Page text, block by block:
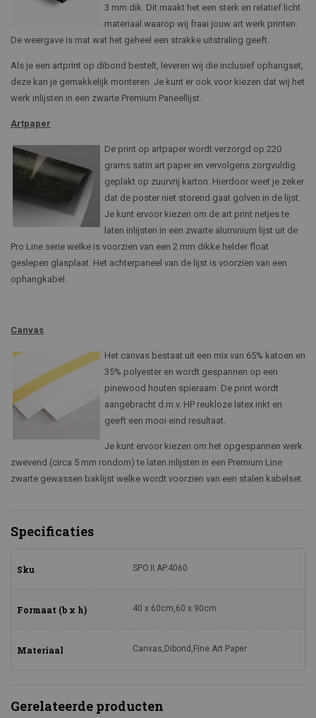
3 mm dik. Dit maakt het een sterk en relatief licht
materiaal waarop wij fraai jouw art werk printen.
De weergave is mat wat het geheel een strakke uitstraling geeft.
Als je een artprint op dibond bestelt, leveren wij die inclusief ophangset,
deze kan je gemakkelijk monteren. Je kunt er ook voor kiezen dat wij het
werk inlijsten in een zwarte Premium Paneellijst.
Artpaper
De print op artpaper wordt verzorgd op 220
grams satin art paper en vervolgens zorgvuldig
geplakt op zuurvrij karton. Hierdoor weet je zeker
dat de poster niet storend gaat golven in de lijst.
Je kunt ervoor kiezen om de art print netjes te
laten inlijsten in een zwarte aluminium lijst uit de
Pro Line serie welke is voorzien van een 2 mm dikke helder float
geslepen glasplaat. Het achterpaneel van de lijst is voorzien van een
ophangkabel.
Canvas
Het canvas bestaat uit een mix van 65% katoen en
35% polyester en wordt gespannen op een
pinewood houten spieraam. De print wordt
aangebracht d.m.v. HP reukloze latex inkt en
geeft een mooi eind resultaat.
Je kunt ervoor kiezen om het opgespannen werk
zwevend (circa 5 mm rondom) te laten inlijsten in een Premium Line
zwarte gewassen baklijst welke wordt voorzien van een stalen kabelset.
Specificaties
Sku SPO.II.AP.4060
Formaat (b x h) 40 x 60cm,60 x 90cm
Materiaal Canvas,Dibond,Fine Art Paper
Gerelateerde producten